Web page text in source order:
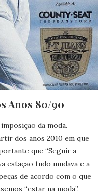
Anos 80/90
da moda.
dos anos 2010 em que
que “Seguir a
estação tudo mudava e a
de acordo com o que
“estar na moda”.